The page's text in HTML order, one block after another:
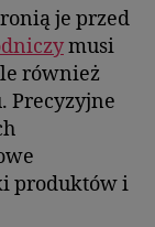
je przed
musi
również
Precyzyjne
produktów i